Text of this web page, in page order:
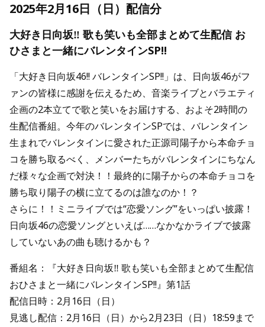
2025年2月16日（日）配信分
大好き日向坂‼ 歌も笑いも全部まとめて生配信 お
ひさまと一緒にバレンタインSP!!
「大好き日向坂46!! バレンタインSP!!」は、日向坂46がフ
ァンの皆様に感謝を伝えるため、音楽ライブとバラエティ
企画の2本立てで歌と笑いをお届けする、およそ2時間の
生配信番組。今年のバレンタインSPでは、バレンタイン
生まれでバレンタインに愛された正源司陽子から本命チョ
コを勝ち取るべく、メンバーたちがバレンタインにちなん
だ様々な企画で対決！！最終的に陽子からの本命チョコを
勝ち取り陽子の横に立てるのは誰なのか！？
さらに！！ミニライブでは“恋愛ソング”をいっぱい披露！
日向坂46の恋愛ソングといえば……なかなかライブで披露
していないあの曲も聴けるかも？
番組名：『大好き日向坂‼ 歌も笑いも全部まとめて生配信
おひさまと一緒にバレンタインSP!!』第1話
配信日時：2月16日（日）
見逃し配信：2月16日（日）から2月23日（日）18:59まで